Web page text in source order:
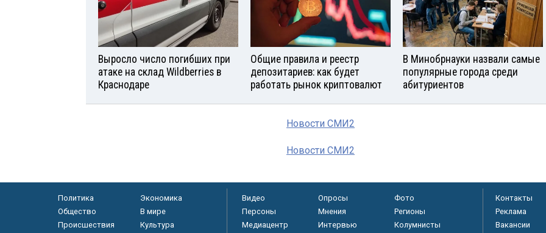
Выросло число погибших при
атаке на склад Wildberries в
Краснодаре
Общие правила и реестр
депозитариев: как будет
работать рынок криптовалют
В Минобрнауки назвали самые
популярные города среди
абитуриентов
Новости СМИ2
Новости СМИ2
Политика
Экономика
Общество
В мире
Происшествия
Культура
Видео Опросы
Фото
Персоны
Мнения
Регионы
Медиацентр
Интервью Колумнисты
Контакты
Реклама
Вакансии